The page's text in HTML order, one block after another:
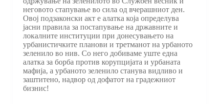
неговото стапување во сила од вчерашниот ден.
Овој подзаконски акт е алатка која определува
јасни правила за постапување на државните и
локалните институции при донесувањето на
урбанистичките планови и третманот на урбаното
зеленило во нив. Со него добиваме уште една
алатка за борба против корупцијата и урбаната
мафија, а урбаното зеленило станува видливо и
заштитено, надвор од дофатот на градежниот
бизнис!